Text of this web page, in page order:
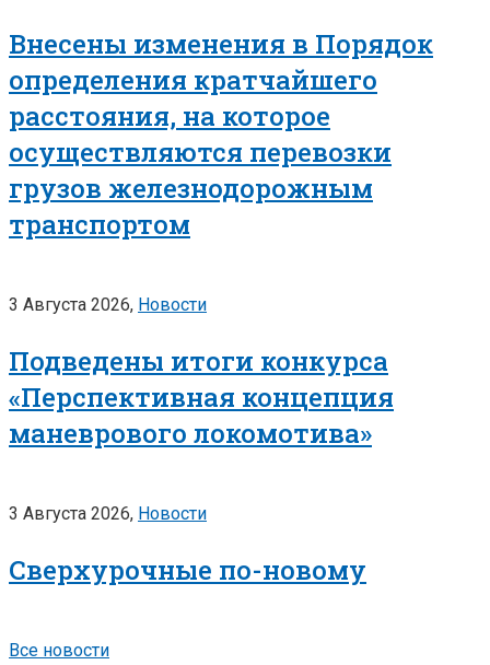
Внесены изменения в Порядок
определения кратчайшего
расстояния, на которое
осуществляются перевозки
грузов железнодорожным
транспортом
3 Августа 2026, Новости
Подведены итоги конкурса
«Перспективная концепция
маневрового локомотива»
3 Августа 2026, Новости
Сверхурочные по-новому
Все новости